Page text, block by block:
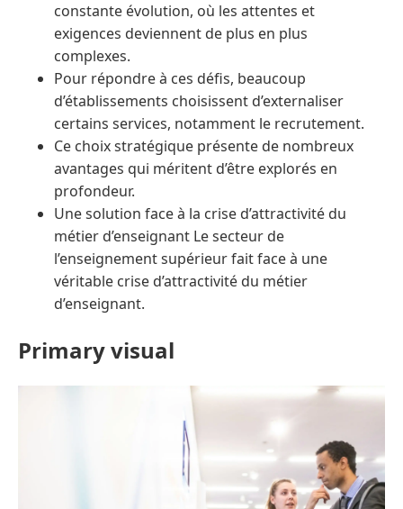
constante évolution, où les attentes et
exigences deviennent de plus en plus
complexes.
Pour répondre à ces défis, beaucoup
d’établissements choisissent d’externaliser
certains services, notamment le recrutement.
Ce choix stratégique présente de nombreux
avantages qui méritent d’être explorés en
profondeur.
Une solution face à la crise d’attractivité du
métier d’enseignant Le secteur de
l’enseignement supérieur fait face à une
véritable crise d’attractivité du métier
d’enseignant.
Primary visual